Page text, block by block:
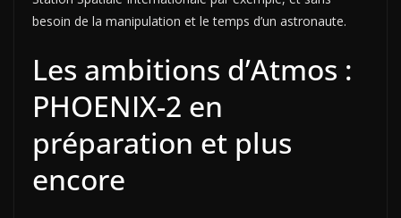
besoin de la manipulation et le temps d’un astronaute.
Les ambitions d’Atmos :
PHOENIX-2 en
préparation et plus
encore